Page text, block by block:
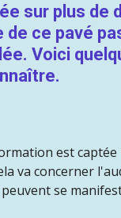
sur plus de
ce pavé
Voici
est captée
va concerner
peuvent se